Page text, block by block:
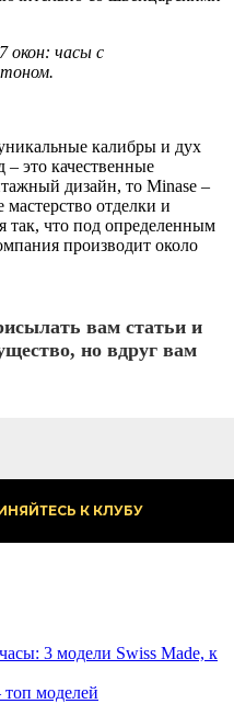
калибры и дух
– это качественные
дизайн, то Minase –
отделки и
так, что под определенным
производит около
вам статьи и
но вдруг вам
3 модели Swiss Made, к
моделей